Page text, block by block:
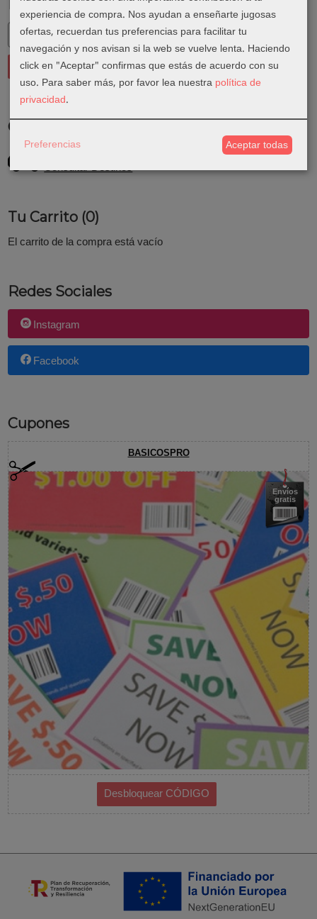
Marcas
Costes de Envío
GRATIS *
Consultar Destinos
Tu Carrito (0)
El carrito de la compra está vacío
Redes Sociales
Instagram
Facebook
Cupones
BASICOSPRO
Envíos
gratis
experiencia de compra. Nos ayudan a enseñarte jugosas
ofertas, recuerdan tus preferencias para facilitar tu
navegación y nos avisan si la web se vuelve lenta. Haciendo
click en "Aceptar" confirmas que estás de acuerdo con su
uso. Para saber más, por favor lea nuestra política de
privacidad.
Preferencias Aceptar todas